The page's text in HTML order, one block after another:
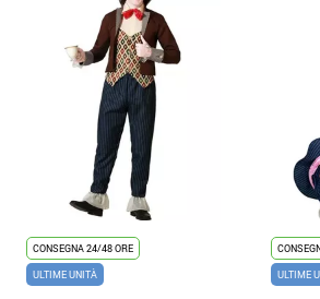
CONSEGNA 24/48 ORE
ULTIME UNITÀ
ULTIME